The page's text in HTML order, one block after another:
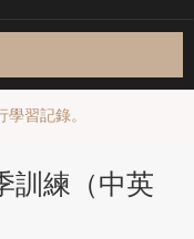
習記錄。
訓練（中英